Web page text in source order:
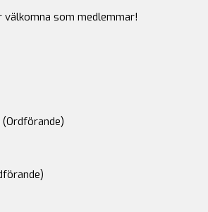
som medlemmar!
(Ordförande)